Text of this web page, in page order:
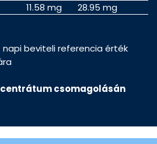
11.58 mg 28.95 mg
napi beviteli referencia érték
csomagolásán